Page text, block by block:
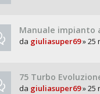
Manuale impianto
da giuliasuper69» 25
75 Turbo
da giuliasuper69» 25